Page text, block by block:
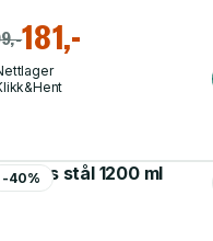
181,-
-40% stål 1200 ml